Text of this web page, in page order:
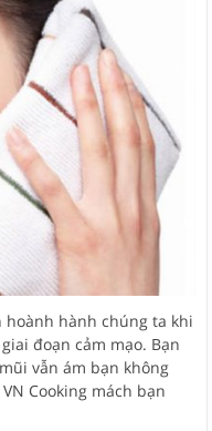
hành chúng ta khi
đoạn cảm mạo. Bạn
vẫn ám bạn không
Cooking mách bạn